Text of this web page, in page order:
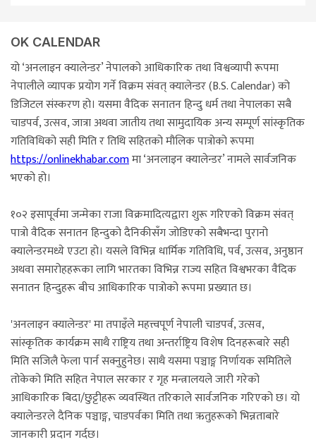
OK CALENDAR
यो ‘अनलाइन क्यालेन्डर’ नेपालको आधिकारिक तथा विश्वव्यापी रूपमा
नेपालीले व्यापक प्रयोग गर्ने विक्रम संवत् क्यालेन्डर (B.S. Calendar) को
डिजिटल संस्करण हो। यसमा वैदिक सनातन हिन्दु धर्म तथा नेपालका सबै
चाडपर्व, उत्सव, जात्रा अथवा जातीय तथा सामुदायिक अन्य सम्पूर्ण सांस्कृतिक
गतिविधिको सही मिति र तिथि सहितको मौलिक पात्रोको रूपमा
https://onlinekhabar.comमा ‘अनलाइन क्यालेन्डर’ नामले सार्वजनिक
भएको हो।
१०२ इसापूर्वमा जन्मेका राजा विक्रमादित्यद्वारा शुरू गरिएको विक्रम संवत्
पात्रो वैदिक सनातन हिन्दुको दैनिकीसँग जोडिएको सबैभन्दा पुरानो
क्यालेन्डरमध्ये एउटा हो। यसले विभिन्न धार्मिक गतिविधि, पर्व, उत्सव, अनुष्ठान
अथवा समारोहहरूका लागि भारतका विभिन्न राज्य सहित विश्वभरका वैदिक
सनातन हिन्दुहरू बीच आधिकारिक पात्रोको रूपमा प्रख्यात छ।
'अनलाइन क्यालेन्डर' मा तपाइँले महत्त्वपूर्ण नेपाली चाडपर्व, उत्सव,
सांस्कृतिक कार्यक्रम साथै राष्ट्रिय तथा अन्तर्राष्ट्रिय विशेष दिनहरूबारे सही
मिति सजिलै फेला पार्न सक्नुहुनेछ। साथै यसमा पञ्चाङ्ग निर्णायक समितिले
तोकेको मिति सहित नेपाल सरकार र गृह मन्त्रालयले जारी गरेको
आधिकारिक बिदा/छुट्टीहरू व्यवस्थित तरिकाले सार्वजनिक गरिएको छ। यो
क्यालेन्डरले दैनिक पञ्चाङ्ग, चाडपर्वका मिति तथा ऋतुहरूको भिन्नताबारे
जानकारी प्रदान गर्दछ।